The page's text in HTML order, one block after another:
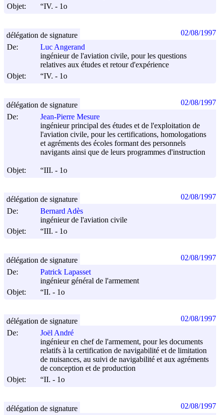
Objet:
“IV. - 1o
De:
Luc Angerand
ingénieur de l'aviation civile, pour les questions
relatives aux études et retour d'expérience
Objet:
“IV. - 1o
délégation de signature 02/08/1997
De:
Jean-Pierre Mesure
ingénieur principal des études et de l'exploitation de
l'aviation civile, pour les certifications, homologations
et agréments des écoles formant des personnels
navigants ainsi que de leurs programmes d'instruction
Objet: “III. - 1o
délégation de signature 02/08/1997
De:
Bernard Adès
ingénieur de l'aviation civile
Objet:
“III. - 1o
délégation de signature 02/08/1997
De:
Patrick Lapasset
ingénieur général de l'armement
Objet:
“II. - 1o
délégation de signature 02/08/1997
De:
Joël André
ingénieur en chef de l'armement, pour les documents
relatifs à la certification de navigabilité et de limitation
de nuisances, au suivi de navigabilité et aux agréments
de conception et de production
Objet:
“II. - 1o
délégation de signature 02/08/1997
délégation de signature 02/08/1997